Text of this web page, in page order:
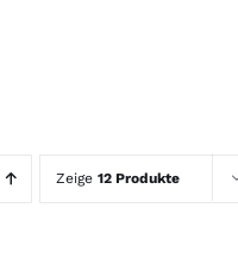
Zeige 12 Produkte